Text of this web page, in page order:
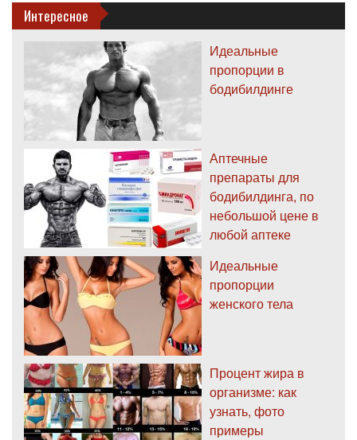
Интересное
Идеальные
пропорции в
бодибилдинге
Аптечные
препараты для
бодибилдинга, по
небольшой цене в
любой аптеке
Идеальные
пропорции
женского тела
Процент жира в
организме: как
узнать, фото
примеры